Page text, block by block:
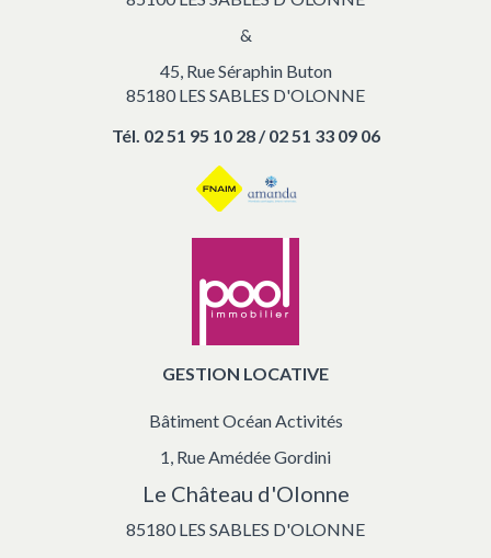
&
45, Rue Séraphin Buton
85180 LES SABLES D'OLONNE
Tél. 02 51 95 10 28 / 02 51 33 09 06
GESTION LOCATIVE
Bâtiment Océan Activités
1, Rue Amédée Gordini
Le Château d'Olonne
85180 LES SABLES D'OLONNE